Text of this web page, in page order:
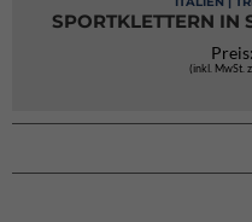
SPORTKLETTERN IN
Preis:
(inkl. MwSt.